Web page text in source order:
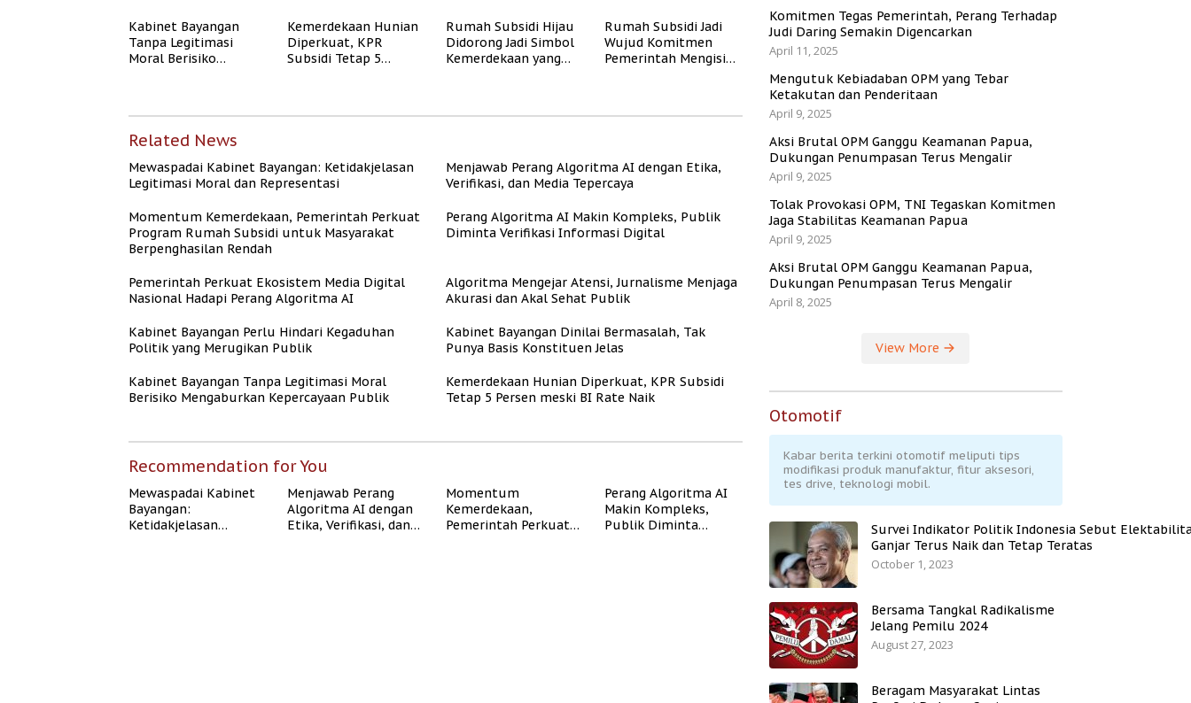
Kabinet Bayangan
Tanpa Legitimasi
Moral Berisiko
Kemerdekaan Hunian
Diperkuat, KPR
Subsidi Tetap 5
Rumah Subsidi Hijau
Didorong Jadi Simbol
Kemerdekaan yang
Rumah Subsidi Jadi
Wujud Komitmen
Pemerintah Mengisi
Related News
Mewaspadai Kabinet Bayangan: Ketidakjelasan
Legitimasi Moral dan Representasi
Menjawab Perang Algoritma AI dengan Etika,
Verifikasi, dan Media Tepercaya
Momentum Kemerdekaan, Pemerintah Perkuat
Program Rumah Subsidi untuk Masyarakat
Berpenghasilan Rendah
Perang Algoritma AI Makin Kompleks, Publik
Diminta Verifikasi Informasi Digital
Pemerintah Perkuat Ekosistem Media Digital
Nasional Hadapi Perang Algoritma AI
Algoritma Mengejar Atensi, Jurnalisme Menjaga
Akurasi dan Akal Sehat Publik
Kabinet Bayangan Perlu Hindari Kegaduhan
Politik yang Merugikan Publik
Kabinet Bayangan Dinilai Bermasalah, Tak
Punya Basis Konstituen Jelas
Kabinet Bayangan Tanpa Legitimasi Moral
Berisiko Mengaburkan Kepercayaan Publik
Kemerdekaan Hunian Diperkuat, KPR Subsidi
Tetap 5 Persen meski BI Rate Naik
Recommendation for You
Mewaspadai Kabinet
Bayangan:
Ketidakjelasan
Menjawab Perang
Algoritma AI dengan
Etika, Verifikasi, dan
Momentum
Kemerdekaan,
Pemerintah Perkuat
Perang Algoritma AI
Makin Kompleks,
Publik Diminta
Komitmen Tegas Pemerintah, Perang Terhadap
Judi Daring Semakin Digencarkan
April 11, 2025
Mengutuk Kebiadaban OPM yang Tebar
Ketakutan dan Penderitaan
April 9, 2025
Aksi Brutal OPM Ganggu Keamanan Papua,
Dukungan Penumpasan Terus Mengalir
April 9, 2025
Tolak Provokasi OPM, TNI Tegaskan Komitmen
Jaga Stabilitas Keamanan Papua
April 9, 2025
Aksi Brutal OPM Ganggu Keamanan Papua,
Dukungan Penumpasan Terus Mengalir
April 8, 2025
View More
Otomotif
Kabar berita terkini otomotif meliputi tips
modifikasi produk manufaktur, fitur aksesori,
tes drive, teknologi mobil.
Survei Indikator Politik Indonesia Sebut
Ganjar Terus Naik dan Tetap Teratas
October 1, 2023
Bersama Tangkal Radikalisme
Jelang Pemilu 2024
August 27, 2023
Beragam Masyarakat Lintas